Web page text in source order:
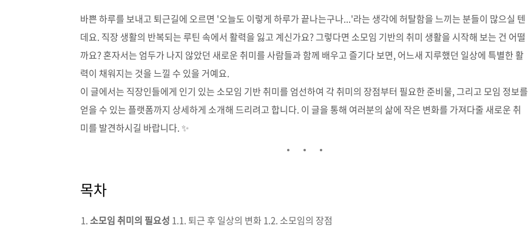
바쁜 하루를 보내고 퇴근길에 오르면 '오늘도 이렇게 하루가 끝나는구나...'라는 생각에 허탈함을 느끼는 분들이 많으실 텐
데요. 직장 생활의 반복되는 루틴 속에서 활력을 잃고 계신가요? 그렇다면 소모임 기반의 취미 생활을 시작해 보는 건 어떨
까요? 혼자서는 엄두가 나지 않았던 새로운 취미를 사람들과 함께 배우고 즐기다 보면, 어느새 지루했던 일상에 특별한 활
력이 채워지는 것을 느낄 수 있을 거예요.
이 글에서는 직장인들에게 인기 있는 소모임 기반 취미를 엄선하여 각 취미의 장점부터 필요한 준비물, 그리고 모임 정보를
얻을 수 있는 플랫폼까지 상세하게 소개해 드리려고 합니다. 이 글을 통해 여러분의 삶에 작은 변화를 가져다줄 새로운 취
미를 발견하시길 바랍니다. ✨
목차
소모임 취미의 필요성 1.1. 퇴근 후 일상의 변화 1.2. 소모임의 장점